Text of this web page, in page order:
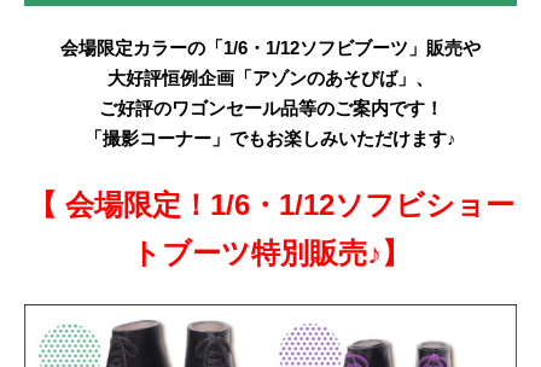
会場限定カラーの「1/6・1/12ソフビブーツ」販売や
大好評恒例企画「アゾンのあそびば」、
ご好評のワゴンセール品等のご案内です！
「撮影コーナー」でもお楽しみいただけます♪
【 会場限定！1/6・1/12ソフビショー
トブーツ特別販売♪】